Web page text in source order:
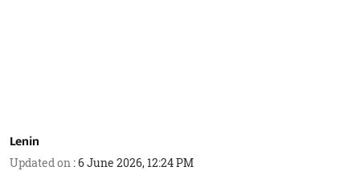
Lenin
Updated on :6 June 2026, 12:24 PM